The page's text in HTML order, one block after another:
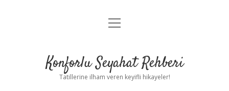
Anasayfa
Yasal Uyarı
menüyü
Konforlu Seyahat Rehberi
Tatillerine ilham veren keyifli hikayeler!